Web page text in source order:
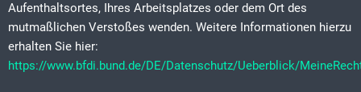
Aufenthaltsortes, Ihres Arbeitsplatzes oder dem Ort des
mutmaßlichen Verstoßes wenden. Weitere Informationen hierzu
erhalten Sie hier:
https://www.bfdi.bund.de/DE/Datenschutz/Ueberblick/